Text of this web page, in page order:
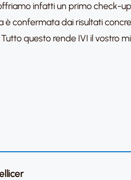
infatti un primo
è confermata dai risultati
questo rende IVI il vostro